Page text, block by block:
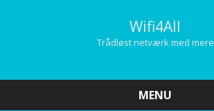
Wifi4All
Trådløst netværk med mere
MENU